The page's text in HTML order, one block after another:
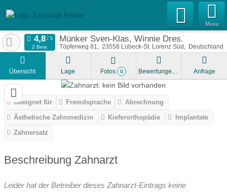
Menu
Münker Sven-Klas, Winnie Dres.
Töpferweg 81 23558 Lübeck-St. Lorenz Süd Deutschland
2 Bew.
Übersicht Lage Fotos 0 Bewertungen Anfrage
Geeignet für Fremdsprache
Abrechnung
Ästhetische Zahnmedizin
Kieferorthopädie
Implantate
Zahnersatz
Beschreibung Zahnarzt
Leider hat der Betreiber dieses Zahnarzt-Eintrags keine